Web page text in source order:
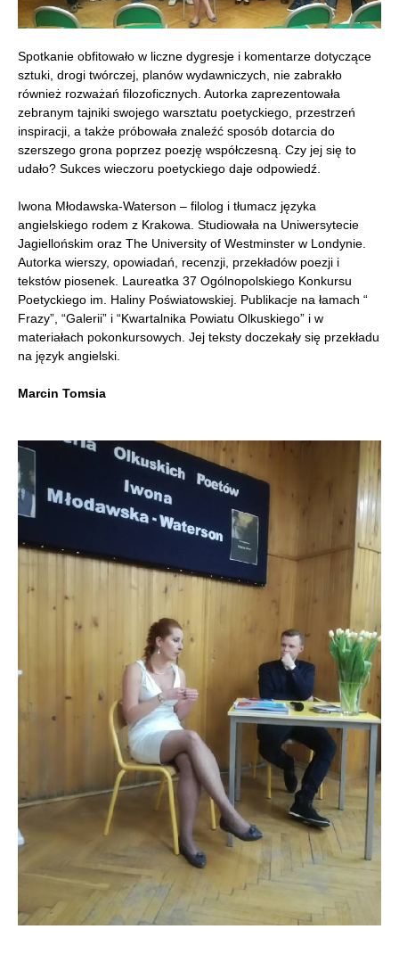
Spotkanie obfitowało w liczne dygresje i komentarze dotyczące
sztuki, drogi twórczej, planów wydawniczych, nie zabrakło
również rozważań filozoficznych. Autorka zaprezentowała
zebranym tajniki swojego warsztatu poetyckiego, przestrzeń
inspiracji, a także próbowała znaleźć sposób dotarcia do
szerszego grona poprzez poezję współczesną. Czy jej się to
udało? Sukces wieczoru poetyckiego daje odpowiedź.
Iwona Młodawska-Waterson – filolog i tłumacz języka
angielskiego rodem z Krakowa. Studiowała na Uniwersytecie
Jagiellońskim oraz The University of Westminster w Londynie.
Autorka wierszy, opowiadań, recenzji, przekładów poezji i
tekstów piosenek. Laureatka 37 Ogólnopolskiego Konkursu
Poetyckiego im. Haliny Poświatowskiej. Publikacje na łamach “
Frazy”, “Galerii” i “Kwartalnika Powiatu Olkuskiego” i w
materiałach pokonkursowych. Jej teksty doczekały się przekładu
na język angielski.
Marcin Tomsia